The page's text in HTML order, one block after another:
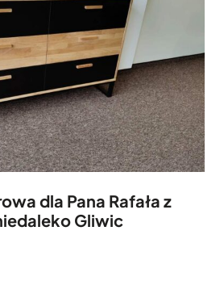
dla Pana Rafała z
Gliwic